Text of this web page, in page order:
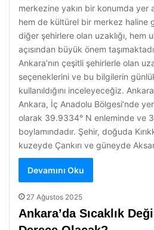
merkezine yakın bir konumda yer
hem de kültürel bir merkez haline
diğer şehirlere olan uzaklığı, hem
açısından büyük önem
Ankara’nın çeşitli şehirlerle olan
seçeneklerini ve bu bilgilerin
kullanıldığını inceleyeceğiz.
Ankara, İç Anadolu Bölgesi’nde
olarak 39.9334° N enleminde ve
boylamındadır. Şehir, doğuda
kuzeyde Çankırı ve güneyde
Devamını Oku
27 Ağustos 2025
Ankara’da Sıcaklık